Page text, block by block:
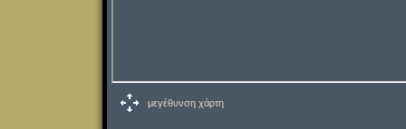
μεγέθυνση χάρτη